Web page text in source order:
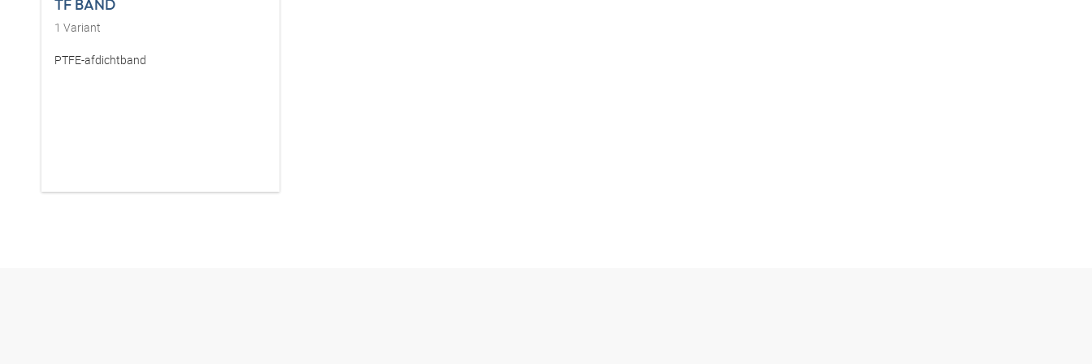
TF BAND
1 Variant
PTFE-afdichtband